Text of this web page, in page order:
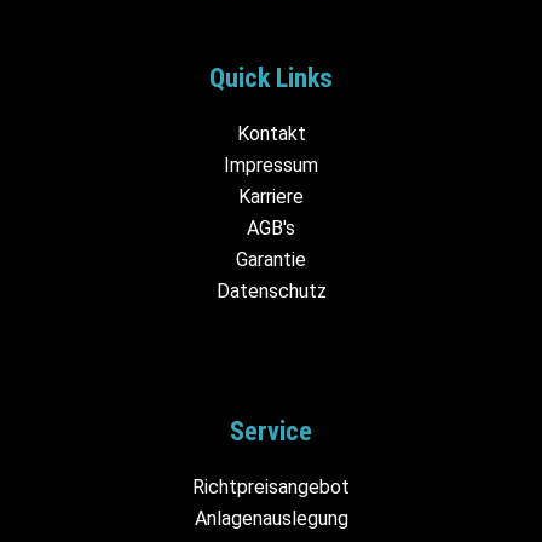
Quick Links
Kontakt
Impressum
Karriere
AGB's
Garantie
Datenschutz
Service
Richtpreisangebot
Anlagenauslegung